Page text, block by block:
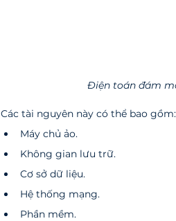
Điện toán đám
Các tài nguyên này có thể bao gồm:
Máy chủ ảo.
Không gian lưu trữ.
Cơ sở dữ liệu.
Hệ thống mạng.
Phần mềm.